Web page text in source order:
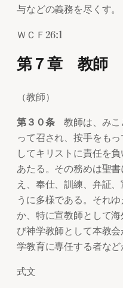
与などの義務を尽くす。
ＷＣＦ26:1
第７章 教師
（教師）
第３０条教師は、みこ
って召され、按手をも
してキリストに責任を
あたる。その務めは聖
え、奉仕、訓練、弁証
うに多様である。それ
か、特に宣教師として
び神学教師として本教
学教育に専任する者など
式文